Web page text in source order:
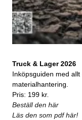
Truck & Lager 2026
Inköpsguiden med
materialhantering.
Pris: 199 kr.
Beställ den här
Läs den som pdf här!